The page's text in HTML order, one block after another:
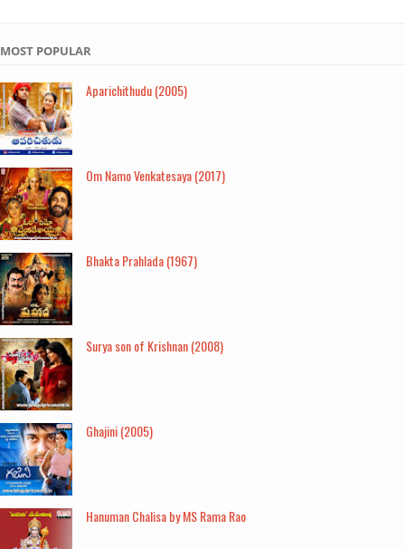
MOST POPULAR
Aparichithudu (2005)
Om Namo Venkatesaya (2017)
Bhakta Prahlada (1967)
Surya son of Krishnan (2008)
Ghajini (2005)
Hanuman Chalisa by MS Rama Rao